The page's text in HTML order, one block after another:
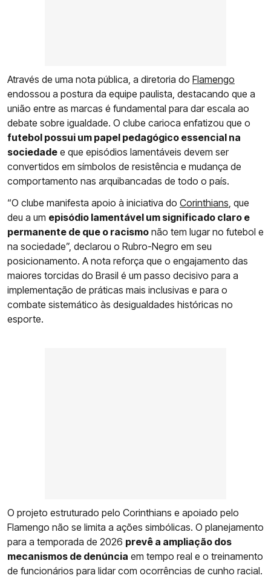
Através de uma nota pública, a diretoria do Flamengo
endossou a postura da equipe paulista, destacando que a
união entre as marcas é fundamental para dar escala ao
debate sobre igualdade. O clube carioca enfatizou que o
futebol possui um papel pedagógico essencial na
sociedade e que episódios lamentáveis devem ser
convertidos em símbolos de resistência e mudança de
comportamento nas arquibancadas de todo o país.
“O clube manifesta apoio à iniciativa do Corinthians , que
deu a um episódio lamentável um significado claro e
permanente de que o racismo não tem lugar no futebol e
na sociedade”, declarou o Rubro-Negro em seu
posicionamento. A nota reforça que o engajamento das
maiores torcidas do Brasil é um passo decisivo para a
implementação de práticas mais inclusivas e para o
combate sistemático às desigualdades históricas no
esporte.
O projeto estruturado pelo Corinthians e apoiado pelo
Flamengo não se limita a ações simbólicas. O planejamento
para a temporada de 2026 prevê a ampliação dos
mecanismos de denúncia em tempo real e o treinamento
de funcionários para lidar com ocorrências de cunho racial.